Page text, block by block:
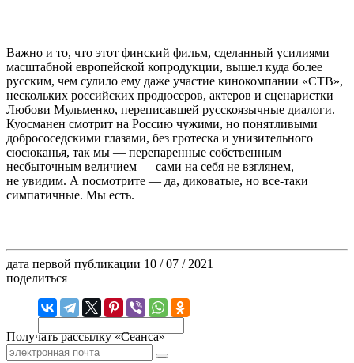
Важно и то, что этот финский фильм, сделанный усилиями
масштабной европейской копродукции, вышел куда более
русским, чем сулило ему даже участие кинокомпании «СТВ»,
нескольких российских продюсеров, актеров и сценаристки
Любови Мульменко, переписавшей русскоязычные диалоги.
Куосманен смотрит на Россию чужими, но понятливыми
добрососедскими глазами, без гротеска и унизительного
сюсюканья, так мы — перепаренные собственным
несбыточным величием — сами на себя не взглянем,
не увидим. А посмотрите — да, диковатые, но все-таки
симпатичные. Мы есть.
дата первой публикации 10 / 07 / 2021
поделиться
Получать рассылку «Сеанса»